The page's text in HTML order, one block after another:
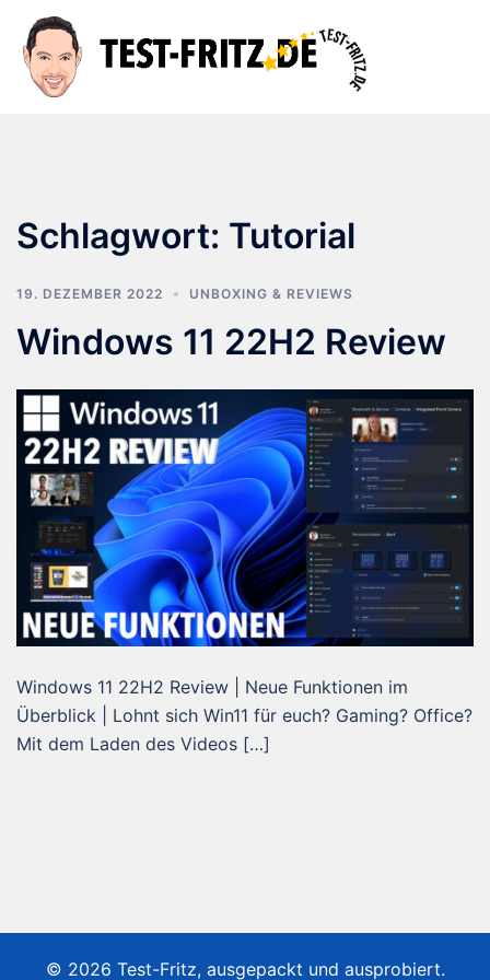
Inhalt
springen
Schlagwort: Tutorial
19. DEZEMBER 2022 UNBOXING & REVIEWS
Windows 11 22H2 Review
Windows 11 22H2 Review | Neue Funktionen im
Überblick | Lohnt sich Win11 für euch? Gaming? Office?
Mit dem Laden des Videos […]
© 2026 Test-Fritz, ausgepackt und ausprobiert.